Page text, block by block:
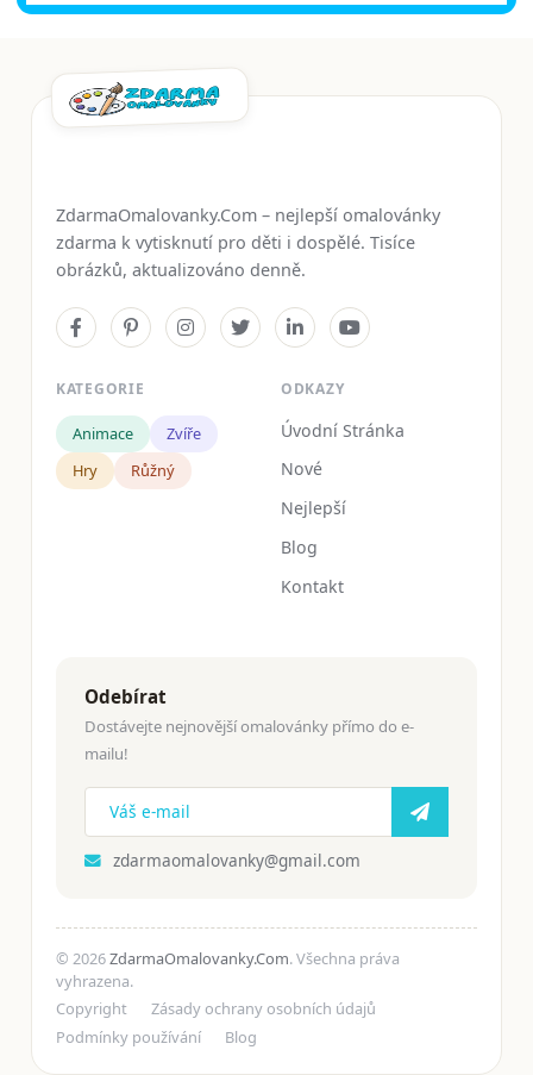
ZdarmaOmalovanky.Com – nejlepší omalovánky
zdarma k vytisknutí pro děti i dospělé. Tisíce
obrázků, aktualizováno denně.
KATEGORIE
Animace
Zvíře
Hry
Růžný
ODKAZY
Úvodní Stránka
Nové
Nejlepší
Blog
Kontakt
Odebírat
Dostávejte nejnovější omalovánky přímo do e-
mailu!
zdarmaomalovanky@gmail.com
© 2026ZdarmaOmalovanky.Com. Všechna práva
vyhrazena.
Copyright
Zásady ochrany osobních údajů
Podmínky používání
Blog